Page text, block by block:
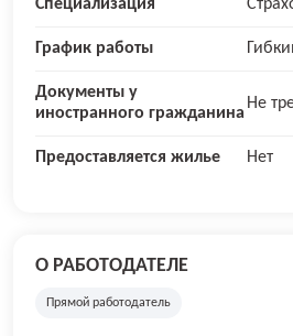
Специализация
График работы
Документы у
иностранного гражданина
Не
Предоставляется жилье Нет
О РАБОТОДАТЕЛЕ
Прямой работодатель